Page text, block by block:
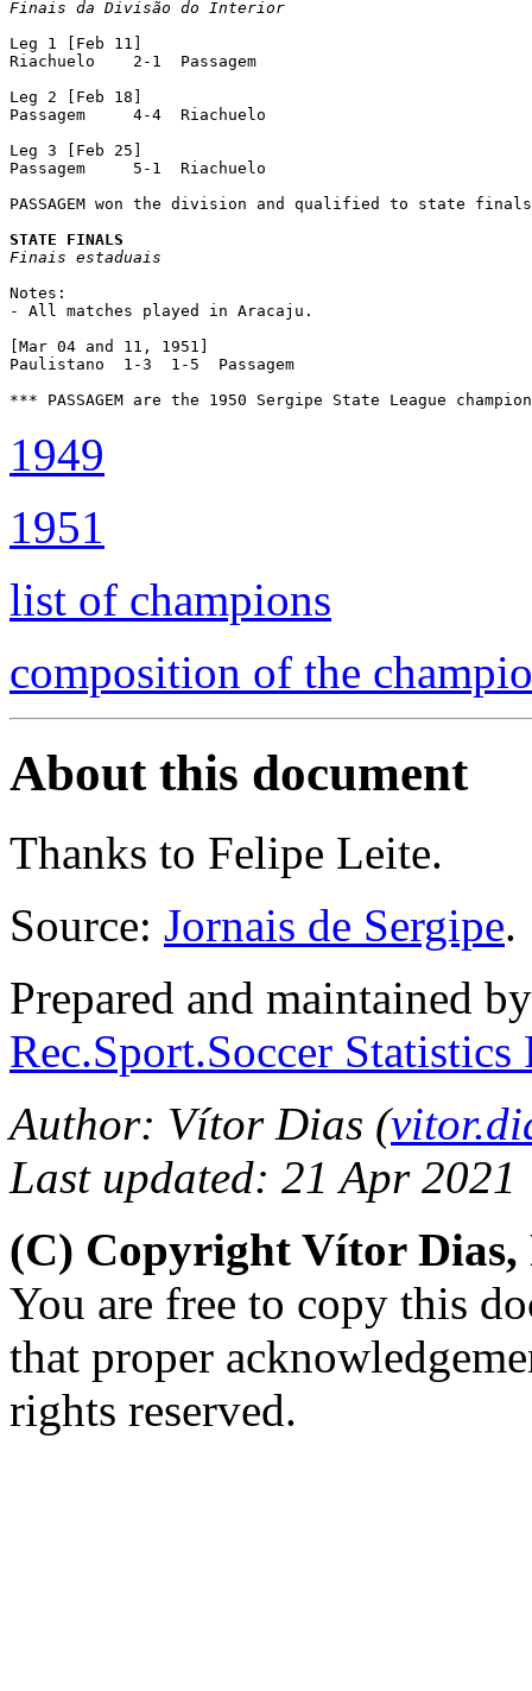
Finais da Divisão do Interior
Leg 1 [Feb 11]
Riachuelo    2-1  Passagem
Leg 2 [Feb 18]
Passagem     4-4  Riachuelo
Leg 3 [Feb 25]
Passagem     5-1  Riachuelo
PASSAGEM won the division and qualified to state
STATE FINALS
Finais estaduais
Notes:
- All matches played in Aracaju.
[Mar 04 and 11, 1951]
Paulistano  1-3  1-5  Passagem
1949
1951
list of champions
composition of the
About this document
Thanks to Felipe Leite.
Source: Jornais de Sergipe.
Prepared and maintained
Rec.Sport.Soccer
Author: Vítor Dias (
Last updated: 21 Apr 2021
(C) Copyright Vítor Dias,
You are free to copy this
that proper
rights reserved.